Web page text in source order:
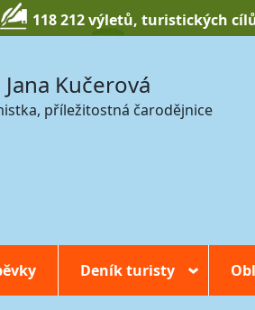
118 212 výletů, turistických
Jana Kučerová
příležitostná čarodějnice
Deník turisty ›